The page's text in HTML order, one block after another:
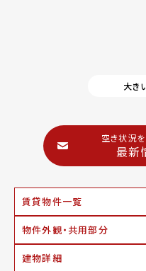
大き
空き状況
最新
賃貸物件一覧
物件外観・共用部分
建物詳細